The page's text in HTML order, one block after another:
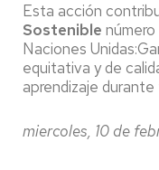
Esta acción
Sostenible
Naciones
equitativa y de
aprendizaje
miercoles, 10 de